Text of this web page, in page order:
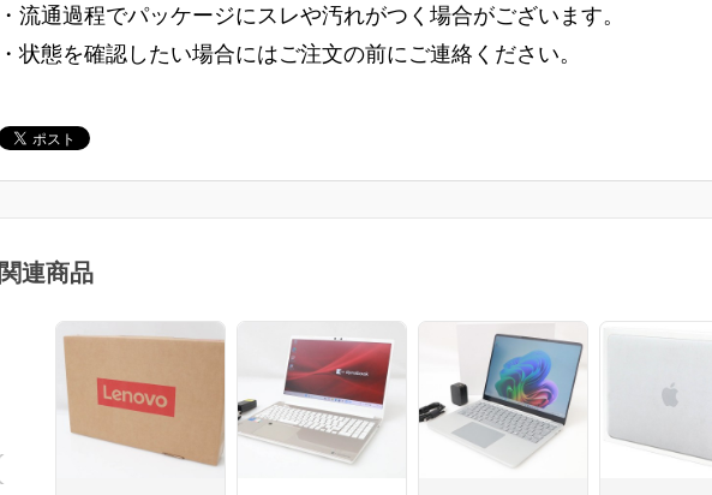
・流通過程でパッケージにスレや汚れがつく場合がございます。
・状態を確認したい場合にはご注文の前にご連絡ください。
関連商品